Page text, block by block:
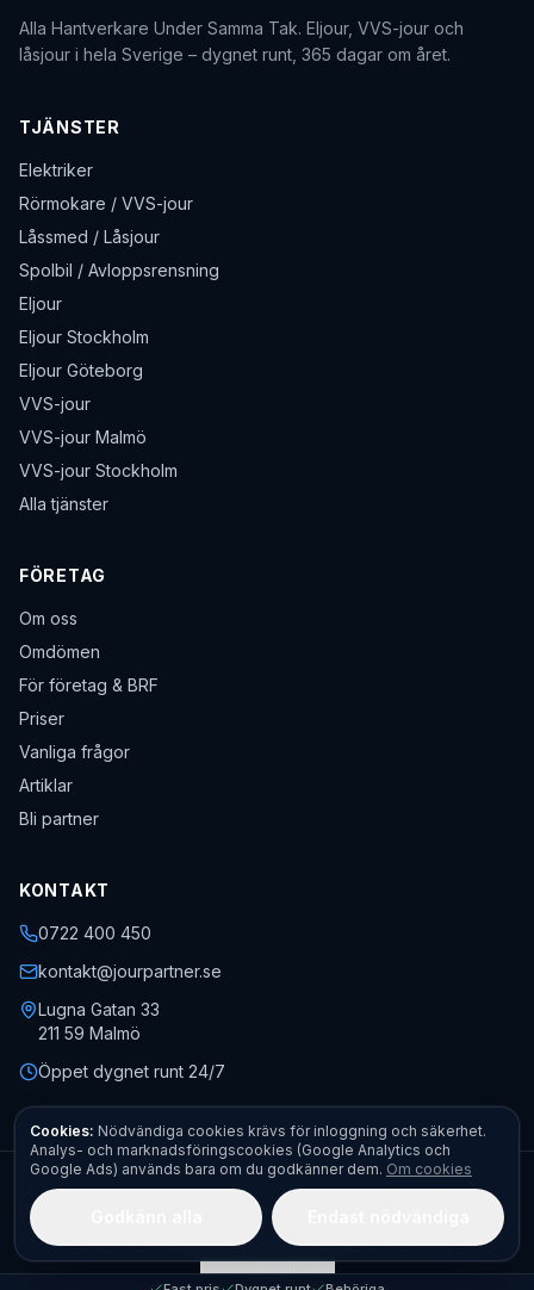
Alla Hantverkare Under Samma Tak. Eljour, VVS-jour och
låsjour i hela Sverige – dygnet runt, 365 dagar om året.
TJÄNSTER
Elektriker
Rörmokare / VVS-jour
Låssmed / Låsjour
Spolbil / Avloppsrensning
Eljour
Eljour Stockholm
Eljour Göteborg
VVS-jour
VVS-jour Malmö
VVS-jour Stockholm
Alla tjänster
FÖRETAG
Om oss
Omdömen
För företag & BRF
Priser
Vanliga frågor
Artiklar
Bli partner
KONTAKT
0722 400 450
kontakt@jourpartner.se
Lugna Gatan 33
211 59 Malmö
Öppet dygnet runt 24/7
2026 Jourpartner AB· Org.nr559451-0470· Alla rättigheter
förbehållna.
Kontakt
Fota felet – få pris direkt
Allmänna villkor
IntegritetspolicyCookiepolicyÅngerrättTillgänglighet
Cookieinställningar
Cookies: Nödvändiga cookies krävs för inloggning och säkerhet.
Analys- och marknadsföringscookies (Google Analytics och
Google Ads) används bara om du godkänner dem. Om cookies